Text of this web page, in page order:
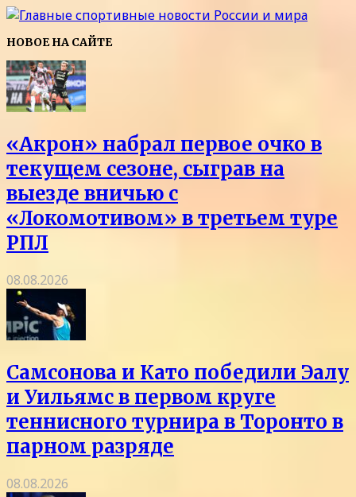
НОВОЕ НА САЙТЕ
«Акрон» набрал первое очко в
текущем сезоне, сыграв на
выезде вничью с
«Локомотивом» в третьем туре
РПЛ
08.08.2026
Самсонова и Като победили Эалу
и Уильямс в первом круге
теннисного турнира в Торонто в
парном разряде
08.08.2026